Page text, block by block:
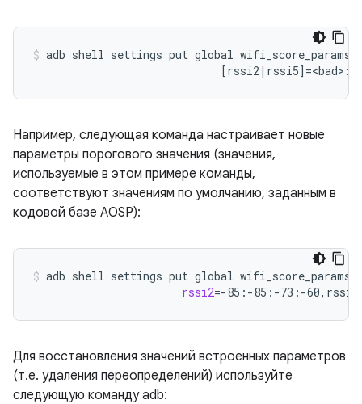
adb shell settings put global wifi_score_params
[rssi2| rssi5]=
Например, следующая команда настраивает новые
параметры порогового значения (значения,
используемые в этом примере команды,
соответствуют значениям по умолчанию, заданным в
кодовой базе AOSP):
adb shell settings put global wifi_score_params
rssi2=-85:-85:-73:-60,rssi5
Для восстановления значений встроенных параметров
(т.е. удаления переопределений) используйте
следующую команду adb: